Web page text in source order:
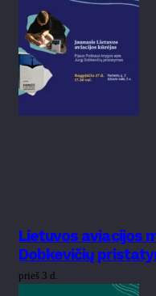
Lietuvos aviacijos
Dobkevičių
prieš 3 d.